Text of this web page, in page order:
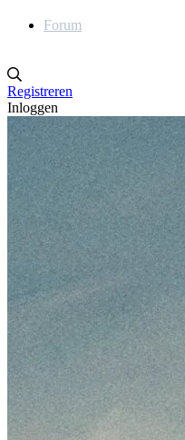
Forum
Registreren
Inloggen